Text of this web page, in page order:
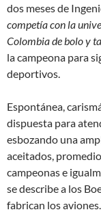
dos meses de
competía con la
Colombia de bolo y
la campeona para
deportivos.
Espontánea,
dispuesta para
esbozando una
aceitados,
campeonas e
se describe a los
fabrican los